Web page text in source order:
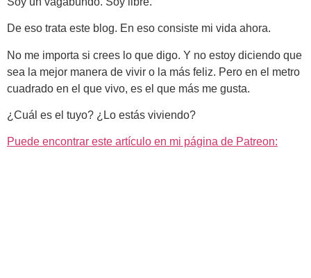
De eso trata este blog. En eso consiste mi vida ahora.
No me importa si crees lo que digo. Y no estoy diciendo que
sea la mejor manera de vivir o la más feliz. Pero en el metro
cuadrado en el que vivo, es el que más me gusta.
¿Cuál es el tuyo? ¿Lo estás viviendo?
Puede encontrar este artículo en mi página de Patreon: